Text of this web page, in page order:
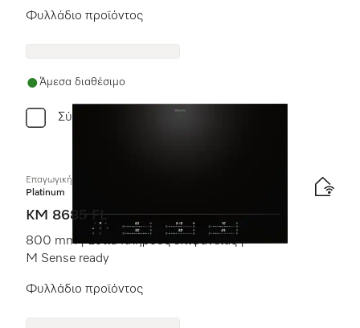
Φυλλάδιο προϊόντος
Άμεσα διαθέσιμο
Σύγκριση
Επαγωγική εστία με χειριστήρια επί της συσκευής
Platinum
KM 8685 FL
800 mm | Εστία πλήρους επιφάνειας |
M Sense ready
Φυλλάδιο προϊόντος